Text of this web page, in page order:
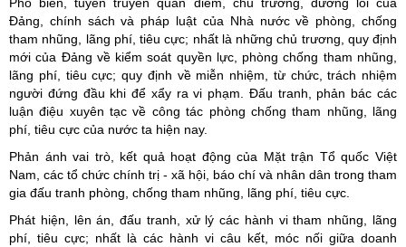
Đảng, chính sách và pháp luật của Nhà nước về phòng, chống
tham nhũng, lãng phí, tiêu cực; nhất là những chủ trương, quy định
mới của Đảng về kiểm soát quyền lực, phòng chống tham nhũng,
lãng phí, tiêu cực; quy định về miễn nhiệm, từ chức, trách nhiệm
người đứng đầu khi để xẩy ra vi phạm. Đấu tranh, phản bác các
luận điệu xuyên tạc về công tác phòng chống tham nhũng, lãng
phí, tiêu cực của nước ta hiện nay.
Phản ánh vai trò, kết quả hoạt động của Mặt trận Tổ quốc Việt
Nam, các tổ chức chính trị - xã hội, báo chí và nhân dân trong tham
gia đấu tranh phòng, chống tham nhũng, lãng phí, tiêu cực.
Phát hiện, lên án, đấu tranh, xử lý các hành vi tham nhũng, lãng
phí, tiêu cực; nhất là các hành vi câu kết, móc nối giữa doanh